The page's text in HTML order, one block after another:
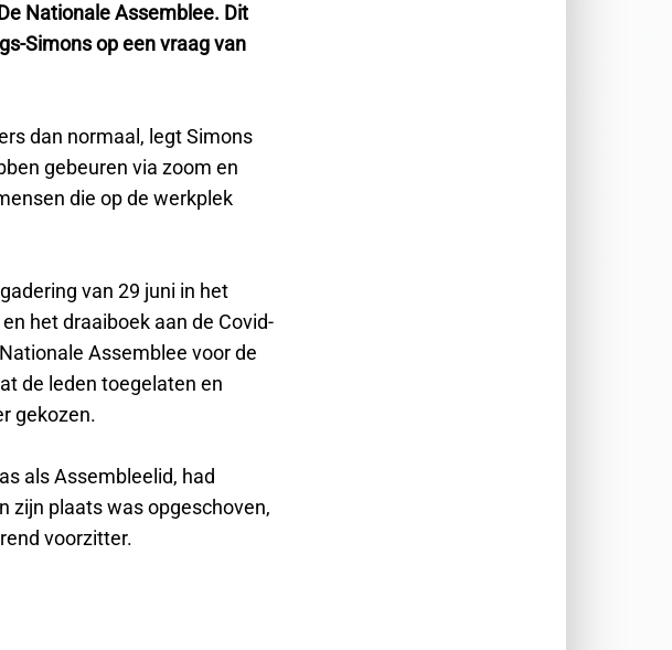
Nationale Assemblee. Dit
Simons op een vraag van
dan normaal, legt Simons
gebeuren via zoom en
die op de werkplek
van 29 juni in het
het draaiboek aan de Covid-
Assemblee voor de
de leden toegelaten en
gekozen.
als Assembleelid, had
zijn plaats was opgeschoven,
voorzitter.